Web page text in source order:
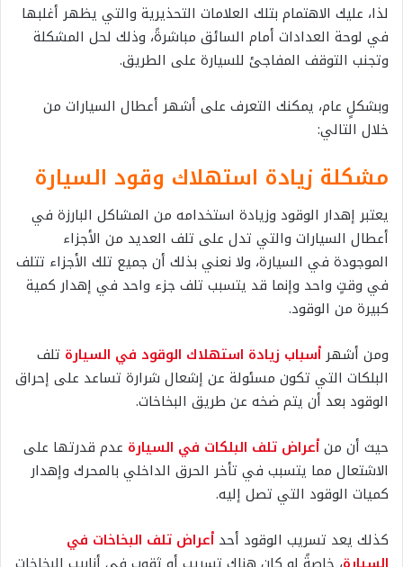
لذا، عليك الاهتمام بتلك العلامات التحذيرية والتي يظهر أغلبها
في لوحة العدادات أمام السائق مباشرةً، وذلك لحل المشكلة
وتجنب التوقف المفاجئ للسيارة على الطريق.
وبشكلٍ عام، يمكنك التعرف على أشهر أعطال السيارات من
خلال التالي:
مشكلة زيادة استهلاك وقود السيارة
يعتبر إهدار الوقود وزيادة استخدامه من المشاكل البارزة في
أعطال السيارات والتي تدل على تلف العديد من الأجزاء
الموجودة في السيارة، ولا نعني بذلك أن جميع تلك الأجزاء تتلف
في وقتٍ واحد وإنما قد يتسبب تلف جزء واحد في إهدار كمية
كبيرة من الوقود.
ومن أشهرأسباب زيادة استهلاك الوقود في السيارة تلف
البلكات التي تكون مسئولة عن إشعال شرارة تساعد على إحراق
الوقود بعد أن يتم ضخه عن طريق البخاخات.
حيث أن منأعراض تلف البلكات في السيارة عدم قدرتها على
الاشتعال مما يتسبب في تأخر الحرق الداخلي بالمحرك وإهدار
كميات الوقود التي تصل إليه.
كذلك يعد تسريب الوقود أحد أعراض تلف البخاخات في